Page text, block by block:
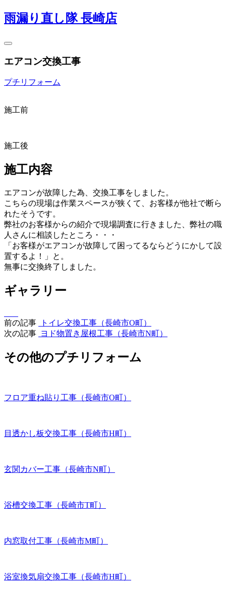
雨漏り直し隊 長崎店
エアコン交換工事
プチリフォーム
施工前
施工後
施工内容
エアコンが故障した為、交換工事をしました。
こちらの現場は作業スペースが狭くて、お客様が他社で断ら
れたそうです。
弊社のお客様からの紹介で現場調査に行きました、弊社の職
人さんに相談したところ・・・
「お客様がエアコンが故障して困ってるならどうにかして設
置するよ！」と。
無事に交換終了しました。
ギャラリー
前の記事
トイレ交換工事（長崎市O町）
次の記事 ヨド物置き屋根工事（長崎市N町）
その他のプチリフォーム
フロア重ね貼り工事（長崎市O町）
目透かし板交換工事（長崎市H町）
玄関カバー工事（長崎市N町）
浴槽交換工事（長崎市T町）
内窓取付工事（長崎市M町）
浴室換気扇交換工事（長崎市H町）